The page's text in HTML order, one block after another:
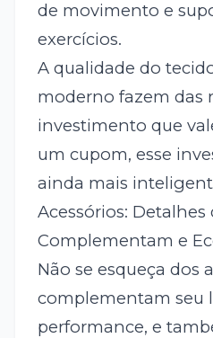
de movimento e
exercícios.
A qualidade do
moderno fazem das
investimento que
um cupom, esse
ainda mais
Acessórios: Detalhes
Complementam e
Não se esqueça dos
complementam seu
performance, e